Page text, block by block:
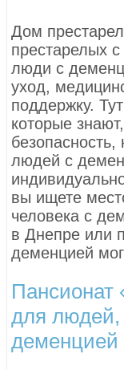
Дом
престарелых
люди с
уход,
поддержку.
которые
людей с
вы ищете
человека с
в Днепре или
деменцией
Пансионат
для
деменцией